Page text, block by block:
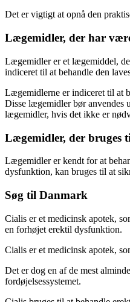
Det er vigtigt at opnå den
Lægemidler, der har
Lægemidler er et lægemiddel,
indiceret til at behandle den
Lægemidlerne er indiceret til at
Disse lægemidler bør anvendes
lægemidler, hvis det ikke er
Lægemidler, der bruges
Lægemidler er kendt for at
dysfunktion, kan bruges til at
Søg til Danmark
Cialis er et medicinsk apotek,
en forhøjet erektil dysfunktion.
Cialis er et medicinsk apotek,
Det er dog en af de mest
fordøjelsessystemet.